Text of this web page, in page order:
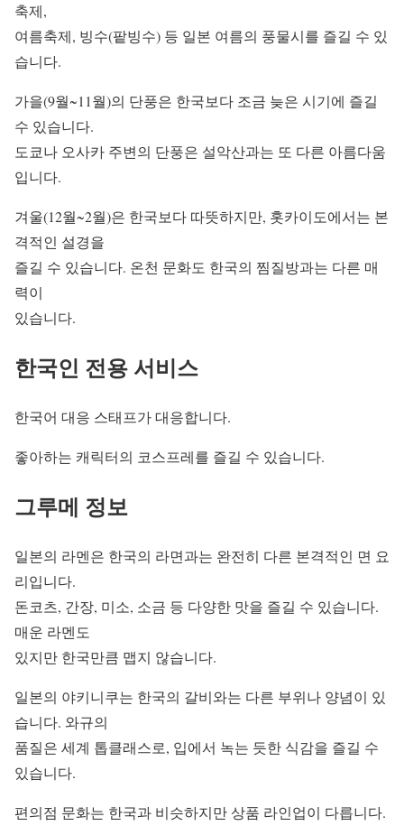
축제,
여름축제, 빙수(팥빙수) 등 일본 여름의 풍물시를 즐길 수 있
습니다.
가을(9월~11월)의 단풍은 한국보다 조금 늦은 시기에 즐길
수 있습니다.
도쿄나 오사카 주변의 단풍은 설악산과는 또 다른 아름다움
입니다.
겨울(12월~2월)은 한국보다 따뜻하지만, 홋카이도에서는 본
격적인 설경을
즐길 수 있습니다. 온천 문화도 한국의 찜질방과는 다른 매
력이
있습니다.
한국인 전용 서비스
한국어 대응 스태프가 대응합니다.
좋아하는 캐릭터의 코스프레를 즐길 수 있습니다.
그루메 정보
일본의 라멘은 한국의 라면과는 완전히 다른 본격적인 면 요
리입니다.
돈코츠, 간장, 미소, 소금 등 다양한 맛을 즐길 수 있습니다.
매운 라멘도
있지만 한국만큼 맵지 않습니다.
일본의 야키니쿠는 한국의 갈비와는 다른 부위나 양념이 있
습니다. 와규의
품질은 세계 톱클래스로, 입에서 녹는 듯한 식감을 즐길 수
있습니다.
편의점 문화는 한국과 비슷하지만 상품 라인업이 다릅니다.